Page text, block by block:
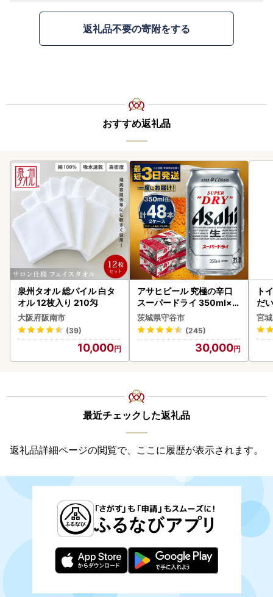
返礼品不要の寄附をする
おすすめ返礼品
泉州タオル 総パイル 白タ
オル 12枚入り 210匁
大阪府阪南市
(39)
10,000
アサヒビール 究極の辛口
スーパードライ 350ml×4
8本 ビール
茨城県守谷市
(245)
30,000
ト
だ
6ロ
宮
最近チェックした返礼品
返礼品詳細ページの閲覧で、ここに履歴が表示されます。